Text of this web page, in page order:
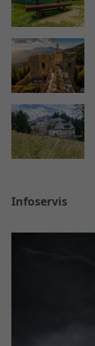
Infoservis